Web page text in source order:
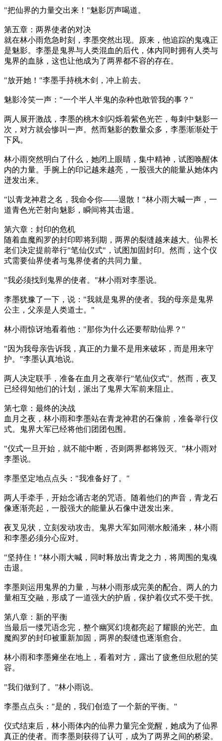
"把仙界的力量交出来！"魅影厉声喝道。
第五章：两界使者的对决
就在林小雨危急时刻，李墨突然出现。原来，他追踪的鬼魂正
是魅影。李墨是鬼界与人类混血的后代，体内同时拥有人类与
鬼界的血脉，这也让他成为了两界都不容的存在。
"放开她！"李墨手持桃木剑，冲上前去。
魅影冷笑一声："一个半人半鬼的杂种也敢管我的事？"
两人展开激战，李墨的桃木剑闪烁着紫色光芒，每刺中魅影一
次，对方就会惨叫一声。然而魅影的数量众多，李墨渐渐处于
下风。
林小雨突然明白了什么，她闭上眼睛，集中精神，试图唤醒体
内的力量。手腕上的印记越来越亮，一股强大的能量从她体内
迸发出来。
"以青龙神君之名，我命令你——退散！"林小雨大喊一声，一
道青色光芒射向魅影，瞬间将其击退。
第六章：封印的危机
随着血魔阎罗的封印即将到期，两界的裂缝越来越大。仙界长
老们决定提前举行"笔仙仪式"，试图加固封印。然而，这个仪
式需要仙界使者与鬼界使者的共同力量。
"我必须找到鬼界的使者。"林小雨对李墨说。
李墨犹豫了一下，说："我就是鬼界的使者。我的母亲是鬼界
公主，父亲是人类道士。"
林小雨惊讶地看着他："那你为什么还要帮助仙界？"
"因为我母亲告诉我，真正的力量不是用来破坏，而是用来守
护。"李墨认真地说。
两人决定联手，准备在血月之夜举行"笔仙仪式"。然而，夜叉
已经得知他们的计划，派出了鬼界大军前来阻止。
第七章：最终的决战
血月之夜，林小雨和李墨站在青龙神君的石像前，准备举行仪
式。鬼界大军已经将他们团团包围。
"仪式一旦开始，就不能中断，否则两界都将毁灭。"林小雨对
李墨说。
李墨坚定地点点头："我准备好了。"
两人手牵手，开始念诵古老的咒语。随着他们的声音，青龙石
像逐渐亮起，一股强大的能量从石像中迸发出来。
夜叉见状，立刻发动攻击。鬼界大军如同潮水般涌来，林小雨
和李墨必须分心应对。
"坚持住！"林小雨大喊，同时释放出青龙之力，将周围的鬼魂
击退。
李墨则运用鬼界的力量，与林小雨形成完美的配合。两人的力
量相互交融，形成了一道强大的护盾，保护着仪式不受干扰。
第八章：新的平衡
当最后一缕咒语念完，整个幽冥幻境都亮起了耀眼的光芒。血
魔阎罗的封印被重新加固，两界的裂缝也逐渐愈合。
林小雨和李墨瘫坐在地上，看着对方，露出了疲惫但欣慰的笑
容。
"我们做到了。"林小雨说。
李墨点点头："是的，我们创造了一个新的平衡。"
仪式结束后，林小雨体内的仙界力量完全觉醒，她成为了仙界
真正的使者。而李墨则获得了认可，成为了两界之间的桥梁。